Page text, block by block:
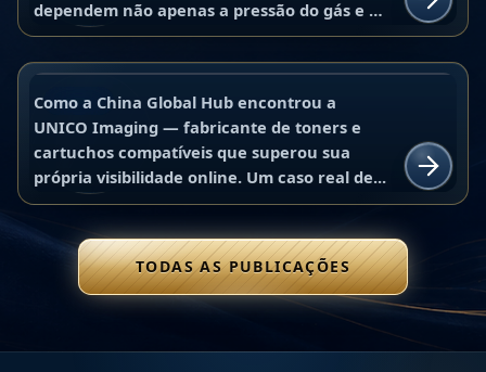
dependem não apenas a pressão do gás e a
velocidade de...
Ler
BLOG
que transformou nossa visão sobre o
China
Como a China Global Hub encontrou a
UNICO Imaging — fabricante de toners e
cartuchos compatíveis que superou sua
própria visibilidade online. Um caso real de...
Ler
TODAS AS PUBLICAÇÕES